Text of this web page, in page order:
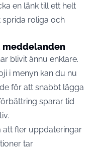
en länk till ett helt
sprida roliga och
meddelanden
blivit ännu enklare.
i menyn kan du nu
för att snabbt lägga
sparar tid
att fler uppdateringar
tar